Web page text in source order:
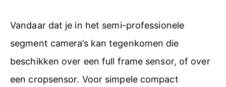
Vandaar dat je in het semi-professionele
segment camera’s kan tegenkomen die
beschikken over een full frame sensor, of over
een cropsensor. Voor simpele compact